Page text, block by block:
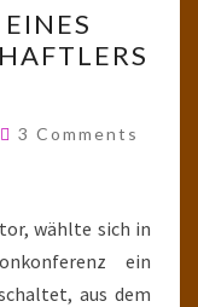
Comments
3 Comments
wählte sich in
ein
aus dem